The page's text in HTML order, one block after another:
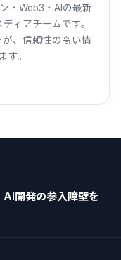
・Web3・AIの最新
ィアチームです。
、信頼性の高い情
す。
開発の参入障壁を